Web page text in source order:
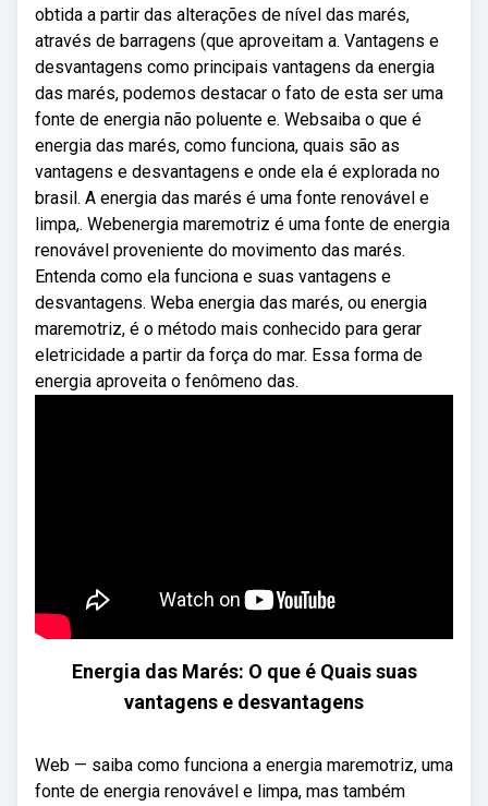
obtida a partir das alterações de nível das marés,
através de barragens (que aproveitam a. Vantagens e
desvantagens como principais vantagens da energia
das marés, podemos destacar o fato de esta ser uma
fonte de energia não poluente e. Websaiba o que é
energia das marés, como funciona, quais são as
vantagens e desvantagens e onde ela é explorada no
brasil. A energia das marés é uma fonte renovável e
limpa,. Webenergia maremotriz é uma fonte de energia
renovável proveniente do movimento das marés.
Entenda como ela funciona e suas vantagens e
desvantagens. Weba energia das marés, ou energia
maremotriz, é o método mais conhecido para gerar
eletricidade a partir da força do mar. Essa forma de
energia aproveita o fenômeno das.
Energia das Marés: O que é Quais suas
vantagens e desvantagens
Web — saiba como funciona a energia maremotriz, uma
fonte de energia renovável e limpa, mas também